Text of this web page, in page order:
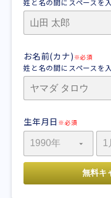
姓と名の間にスペースを
お名前(カナ) ※必須
姓と名の間にスペースを
生年月日 ※必須